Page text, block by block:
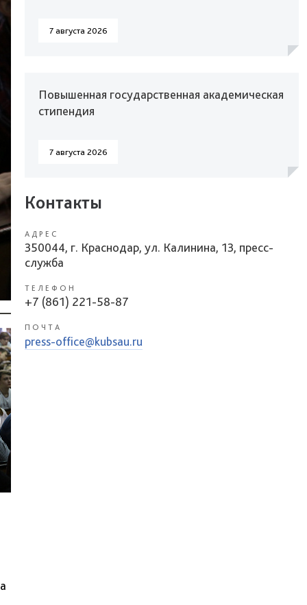
7 августа 2026
Повышенная государственная академическая
стипендия
7 августа 2026
Контакты
АДРЕС
350044, г. Краснодар, ул. Калинина, 13, пресс-
служба
ТЕЛЕФОН
+7 (861) 221-58-87
ПОЧТА
press-office@kubsau.ru